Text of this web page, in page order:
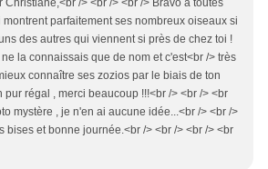
Christiane,<br /> <br /> <br /> Bravo à toutes
montrent parfaitement ses nombreux oiseaux si
des autres qui viennent si près de chez toi !
la connaissais que de nom et c'est<br /> très
connaître ses zozios par le biais de ton
pur régal , merci beaucoup !!!<br /> <br /> <br
mystère , je n'en ai aucune idée...<br /> <br />
bises et bonne journée.<br /> <br /> <br /> <br